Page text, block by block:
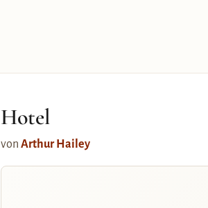
Hotel
von Arthur Hailey